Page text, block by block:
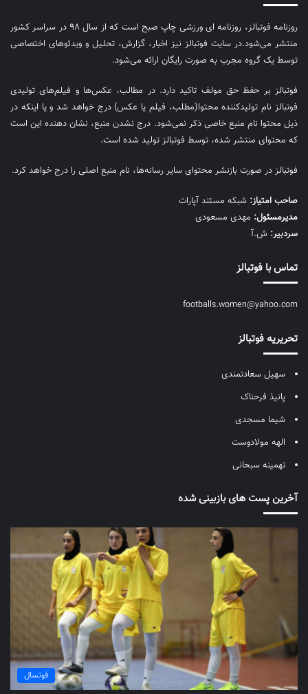
روزنامه فوتبالز، روزنامه ای ورزشی چاپ صبح است که از سال ۹۸ در سراسر کشور
منتشر می‌شود.در سایت فوتبالز نیز اخبار، گزارش، تحلیل و ویدئوهای اختصاصی
توسط یک گروه مجرب به صورت رایگان ارائه می‌شود.
فوتبالز بر حفظ حق مولف تاکید دارد. در مطالب، عکس‌ها و فیلم‌های تولیدی
فوتبالز نام تولیدکننده محتوا(مطلب، فیلم یا عکس) درج خواهد شد و یا اینکه در
ذیل محتوا نام منبع خاصی ذکر نمی‌‎شود. درج نشدن منبع، نشان دهنده این است
که محتوای منتشر شده، توسط فوتبالز تولید شده است.
فوتبالز در صورت بازنشر محتوای سایر رسانه‌ها، نام منبع اصلی را درج خواهد کرد.
صاحب امتیاز: شبکه مستند آپارات
مديرمسئول: مهدی مسعودی
سردبیر: ش.آ
تماس با فوتبالز
footballs.women@yahoo.com
تحریریه فوتبالز
سهیل سعادتمندی
پانیذ فرحناک
شیما مسجدی
الهه مولادوست
تهمینه سبحانی
آخرین پست های بازبینی شده
فوتسال